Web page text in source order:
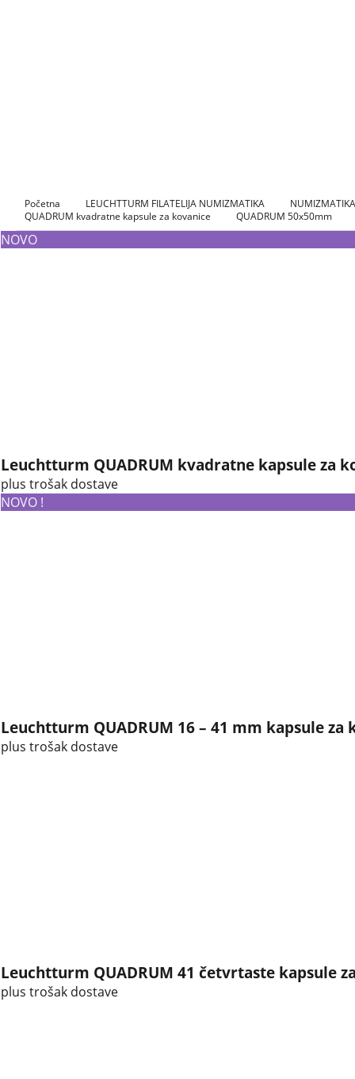
Početna LEUCHTTURM FILATELIJA NUMIZMATIKA
QUADRUM kvadratne kapsule za kovanice
QUADRUM 50x50mm
NOVO
Leuchtturm QUADRUM kvadratne kapsule za
plus trošak dostave
NOVO !
Leuchtturm QUADRUM 16 – 41 mm kapsule za
plus trošak dostave
Leuchtturm QUADRUM 41 četvrtaste kapsule
plus trošak dostave